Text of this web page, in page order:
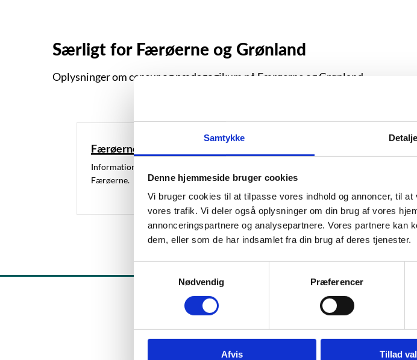
Samtykke
Denne hjemmeside bruger cookies
Vi bruger cookies til at tilpasse vores indhold og annoncer, til
vores trafik. Vi deler også oplysninger om din brug af vores
annonceringspartnere og analysepartnere. Vores partnere kan
dem, eller som de har indsamlet fra din brug af deres tjenester.
Nødvendig Præferencer
Afvis Tillad
Særligt for Færøerne og Grønland
Oplysninger om censur og pædagogikum på Færøerne og Grønland.
Færøerne
Information om censur og pædagogikum på
Færøerne.